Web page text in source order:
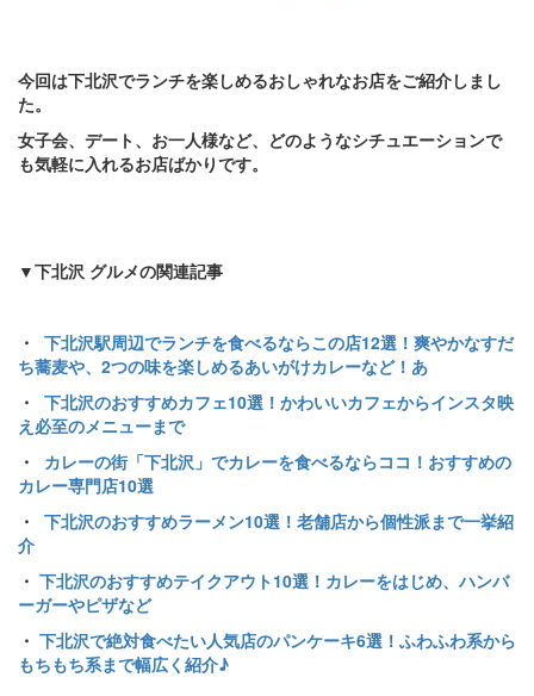
今回は下北沢でランチを楽しめるおしゃれなお店をご紹介しまし
た。
女子会、デート、お一人様など、どのようなシチュエーションで
も気軽に入れるお店ばかりです。
▼下北沢 グルメの関連記事
・ 下北沢駅周辺でランチを食べるならこの店12選！爽やかなすだ
ち蕎麦や、2つの味を楽しめるあいがけカレーなど！あ
・ 下北沢のおすすめカフェ10選！かわいいカフェからインスタ映
え必至のメニューまで
・ カレーの街「下北沢」でカレーを食べるならココ！おすすめの
カレー専門店10選
・ 下北沢のおすすめラーメン10選！老舗店から個性派まで一挙紹
介
・ 下北沢のおすすめテイクアウト10選！カレーをはじめ、ハンバ
ーガーやピザなど
・ 下北沢で絶対食べたい人気店のパンケーキ6選！ふわふわ系から
もちもち系まで幅広く紹介♪